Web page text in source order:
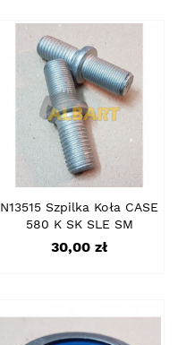
N13515 Szpilka Koła CASE
580 K SK SLE SM
Cena
30,00 zł